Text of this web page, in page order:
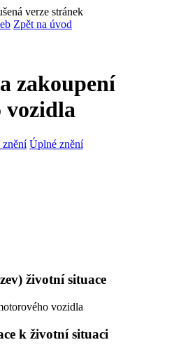
verze stránek
Zpět na úvod
zakoupení
vozidla
znění Úplné znění
životní situace
vozidla
k životní situaci